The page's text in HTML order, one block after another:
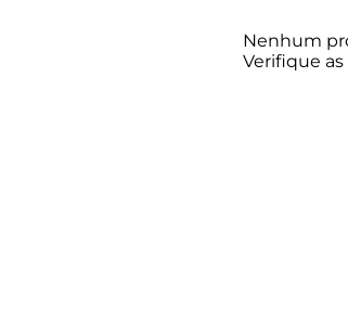
Nenhum